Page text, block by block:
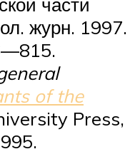
журн. 1997.
of the
Press,